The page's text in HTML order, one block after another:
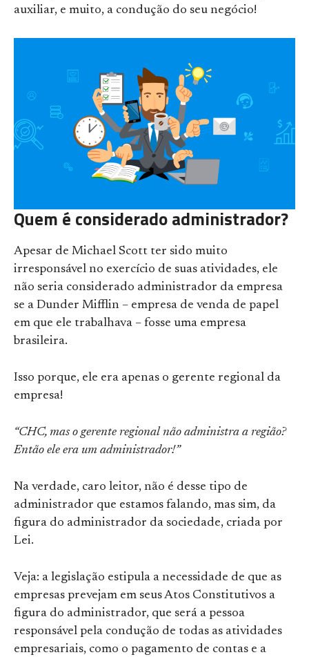
auxiliar, e muito, a condução do seu negócio!
Quem é considerado administrador?
Apesar de Michael Scott ter sido muito
irresponsável no exercício de suas atividades, ele
não seria considerado administrador da empresa
se a Dunder Mifflin – empresa de venda de papel
em que ele trabalhava – fosse uma empresa
brasileira.
Isso porque, ele era apenas o gerente regional da
empresa!
“CHC, mas o gerente regional não administra a região?
Então ele era um administrador!”
Na verdade, caro leitor, não é desse tipo de
administrador que estamos falando, mas sim, da
figura do administrador da sociedade, criada por
Lei.
Veja: a legislação estipula a necessidade de que as
empresas prevejam em seus Atos Constitutivos a
figura do administrador, que será a pessoa
responsável pela condução de todas as atividades
empresariais, como o pagamento de contas e a